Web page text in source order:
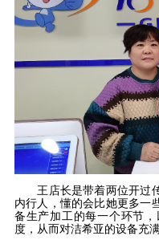
王店长是带着两位开过传
内行人，懂的会比她更多一
备生产加工的每一个环节
度，从而对洁希亚的设备充满